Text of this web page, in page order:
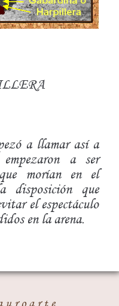
a llamar así a
a ser
morían en el
disposición que
el espectáculo
en la arena.